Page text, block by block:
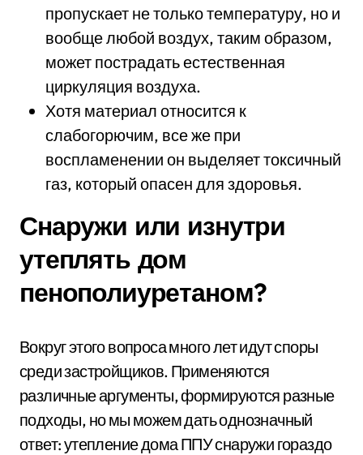
пропускает не только температуру, но и
вообще любой воздух, таким образом,
может пострадать естественная
циркуляция воздуха.
Хотя материал относится к
слабогорючим, все же при
воспламенении он выделяет токсичный
газ, который опасен для здоровья.
Снаружи или изнутри
утеплять дом
пенополиуретаном?
Вокруг этого вопроса много лет идут споры
среди застройщиков. Применяются
различные аргументы, формируются разные
подходы, но мы можем дать однозначный
ответ: утепление дома ППУ снаружи гораздо